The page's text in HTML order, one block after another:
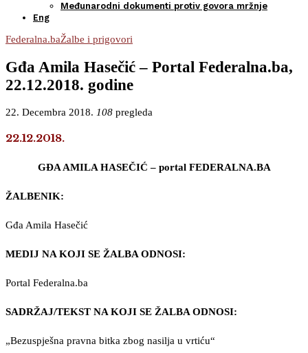
Međunarodni dokumenti protiv govora mržnje
Eng
Federalna.baŽalbe i prigovori
Gđa Amila Hasečić – Portal Federalna.ba,
22.12.2018. godine
22. Decembra 2018. 108 pregleda
22.12.2018.
GĐA AMILA HASEČIĆ – portal FEDERALNA.BA
ŽALBENIK:
Gđa Amila Hasečić
MEDIJ NA KOJI SE ŽALBA ODNOSI:
Portal Federalna.ba
SADRŽAJ/TEKST NA KOJI SE ŽALBA ODNOSI:
„Bezuspješna pravna bitka zbog nasilja u vrtiću“